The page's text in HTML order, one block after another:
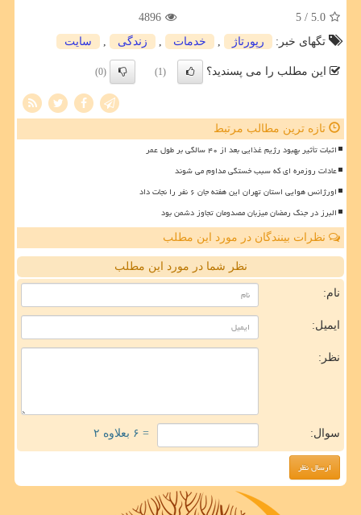
5.0
/ 5
4896
تگهای خبر:
رپورتاژ خدمات زندگی سایت
این مطلب را می پسندید؟ (1)
(0)
تازه ترین مطالب مرتبط
اثبات تأثیر بهبود رژیم غذایی بعد از ۴۰ سالگی بر طول عمر
عادات روزمره ای که سبب خستگی مداوم می شوند
اورژانس هوایی استان تهران این هفته جان ۶ نفر را نجات داد
البرز در جنگ رمضان میزبان مصدومان تجاوز دشمن بود
نظرات بینندگان در مورد این مطلب
نظر شما در مورد این مطلب
نام:
ایمیل:
نظر:
سوال: = ۶ بعلاوه ۲